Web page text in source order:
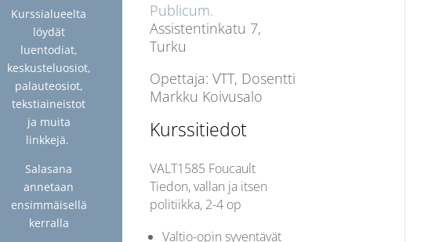
Kurssialueelta
löydät
luentodiat,
keskusteluosiot,
palauteosiot,
tekstiaineistot
ja muita
linkkejä.
Salasana
annetaan
ensimmäisellä
kerralla
Publicum.
Assistentinkatu 7,
Turku
Opettaja: VTT, Dosentti
Markku Koivusalo
Kurssitiedot
VALT1585 Foucault
Tiedon, vallan ja itsen
politiikka, 2-4 op
Valtio-opin syventävät